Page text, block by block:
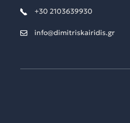
+30 2103639930
info@dimitriskairidis.gr